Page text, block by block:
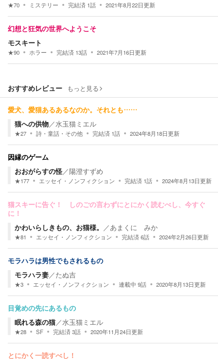
★70 ミステリー 完結済 1話 2021年8月22日更新
幻想と狂気の世界へようこそ
モスキート
★90 ホラー 完結済 13話 2021年7月16日更新
おすすめレビュー もっと見る
愛犬、愛猫あるあるなのか。それとも……
猫への供物／水玉猫ミエル
★27 詩・童話・その他 完結済 1話 2024年8月18日更新
因縁のゲーム
おおがらすの怪／陽澄すずめ
★177 エッセイ・ノンフィクション 完結済 1話 2024年8月13日更新
猫スキーに告ぐ！ しのごの言わずにとにかく読むべし、今すぐ
に！
かわいらしきもの、お猫様。 ／あまくに みか
★81 エッセイ・ノンフィクション 完結済6話 2024年2月26日更新
モラハラは男性でもされるもの
モラハラ妻／たぬ吉
★3 エッセイ・ノンフィクション 連載中 9話 2020年8月13日更新
目覚めの先にあるもの
眠れる森の猫／水玉猫ミエル
★28 SF 完結済3話 2020年11月24日更新
とにかく一読すべし！